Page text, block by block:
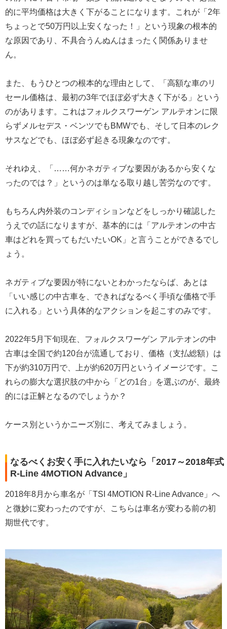
的に平均価格は大きく下がることになります。これが「2年
ちょっとで50万円以上安くなった！」という現象の根本的
な原因であり、不具合うんぬんはまったく関係ありませ
ん。
また、もうひとつの根本的な理由として、「高額な車のリ
セール価格は、最初の3年でほぼ必ず大きく下がる」という
のがあります。これはフォルクスワーゲン アルテオンに限
らずメルセデス・ベンツでもBMWでも、そして日本のレク
サスなどでも、ほぼ必ず起きる現象なのです。
それゆえ、「……何かネガティブな要因があるから安くな
ったのでは？」というのは単なる取り越し苦労なのです。
もちろん内外装のコンディションなどをしっかり確認した
うえでの話になりますが、基本的には「アルテオンの中古
車はどれを買ってもだいたいOK」と言うことができるでし
ょう。
ネガティブな要因が特にないとわかったならば、あとは
「いい感じの中古車を、できればなるべく手頃な価格で手
に入れる」という具体的なアクションを起こすのみです。
2022年5月下旬現在、フォルクスワーゲン アルテオンの中
古車は全国で約120台が流通しており、価格（支払総額）は
下が約310万円で、上が約620万円というイメージです。こ
れらの膨大な選択肢の中から「どの1台」を選ぶのが、最終
的には正解となるのでしょうか？
ケース別というかニーズ別に、考えてみましょう。
なるべくお安く手に入れたいなら「2017～2018年式
R-Line 4MOTION Advance」
2018年8月から車名が「TSI 4MOTION R-Line Advance」へ
と微妙に変わったのですが、こちらは車名が変わる前の初
期世代です。